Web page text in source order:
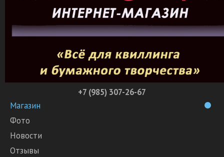
+7 (985) 307-26-67
Магазин
Фото
Новости
Отзывы